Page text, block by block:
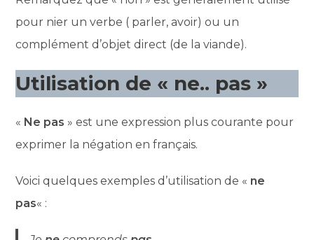
pour nier un verbe ( parler, avoir) ou un
complément d’objet direct (de la viande).
Utilisation de « ne.. pas »
« Ne pas » est une expression plus courante pour
exprimer la négation en français.
Voici quelques exemples d’utilisation de « ne
pas« :